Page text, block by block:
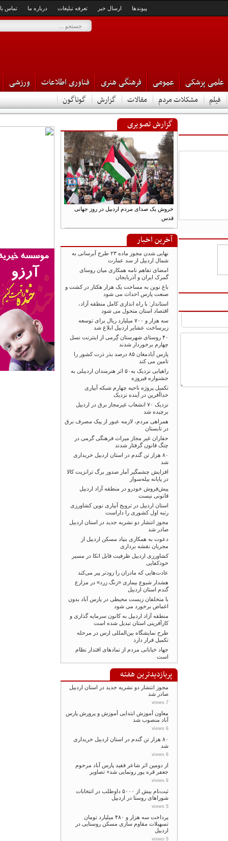
تماس با ما درباره ما تعرفه تبلیغات ارسال خبر پیوندها
پزشکی عمومی فرهنگی هنری فناوری اطلاعات ورزشی
مشکلات مردم مقالات گزارش گوناگون
گزارش تصویری
خروش یک صدای مردم اردبیل در روز جهانی
قدس
آخرین اخبار
نهایی شدن مجوز ماده ۲۳ طرح آبرسانی به
شمال اردبیل از سد عمارت
امضای تفاهم نامه همکاری میان روسای
گمرک ایران و آذربایجان
باغ نوین به مساحت یک هزار هکتار در کشت و
صنعت پارس احداث می شود
استاندار: با راه اندازی کامل منطقه آزاد،
اقتصاد استان متحول می شود
سه هزار و ۷۰۰ میلیارد ریال برای توسعه
زیرساخت عشایر اردبیل ابلاغ شد
۴۰ روستای شهرستان گِرمی از اینترنت نسل
چهارم برخوردار شدند
پارس آبادمغان ۸۵ درصد بذر ذرت کشور را
تامین می کند
راهیابی نزدیک به۵۰ اثر هنرمندان اردبیلی به
جشنواره فیروزه
تکمیل پروژه ناحیه چهارم شبکه آبیاری
خداآفرین در آینده نزدیک
نزدیک ۷۰ انشعاب غیرمجاز برق در اردبیل
برچیده شد
همراهی مردم، لازمه عبور از پیک مصرف برق
در تابستان
حفاران غیر مجاز میراث فرهنگی گرمی در
چنگ قانون گرفتار شدند
۸۰ هزار تن گندم در استان اردبیل خریداری
افزایش چشمگیر آمار صدور برگ ترانزیت کالا
در پایانه بیله‌سوار
پیش‌فروش خودرو در منطقه آزاد اردبیل
قانونی نیست
استان اردبیل در ترویج آبیاری نوین کشاورزی
رتبه اول کشوری را داراست
مجوز انتشار دو نشریه جدید در استان اردبیل
صادر شد
دعوت به همکاری بنیاد مسکن اردبیل از
مجریان نقشه برداری
کشاورزی اردبیل ظرفیت قابل اتکا در مسیر
خودکفایی
عادت‌هایی که مادران را زودتر پیر می‌کند
هشدار شیوع بیماری «زنگ زرد» در مزارع
گندم استان اردبیل
با متخلفان زیست محیطی در پارس آباد بدون
اغماض برخورد می شود
منطقه آزاد اردبیل به کانون سرمایه گذاری و
کارآفرینی استان تبدیل شده است
طرح نمایشگاه بین‌المللی ارس در مرحله
تکمیل قرار دارد
جهاد خیابانی مردم از نمادهای اقتدار نظام
پربازدیدترین هفته
مجوز انتشار دو نشریه جدید در استان اردبیل
صادر شد
معاون آموزش ابتدایی آموزش و پرورش پارس
آباد منصوب شد
۸۰ هزار تن گندم در استان اردبیل خریداری
از دومین اثر شاعر فقید پارس آباد مرحوم
جعفر قره پور رونمایی شد+ تصاویر
ثبت‌نام بیش از ۵۰۰۰ داوطلب در انتخابات
شوراهای روستا در اردبیل
پرداخت سه هزار و ۴۸۰ میلیارد تومان
تسهیلات مقاوم سازی مسکن روستایی در
اردبیل